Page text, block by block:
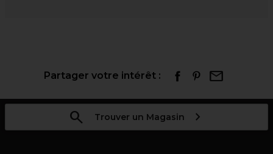
Partager votre intérêt :
Trouver un Magasin